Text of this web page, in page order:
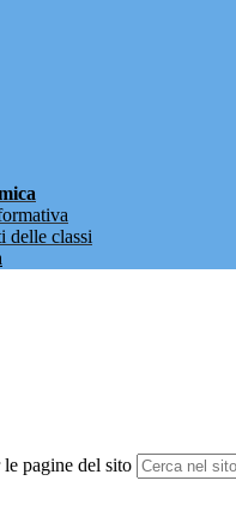
delle classi
pagine del sito